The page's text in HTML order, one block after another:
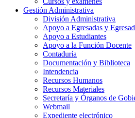
Gestión Administrativa
División Administrativa
Apoyo a Egresadas y
Apoyo a Estudiantes
Apoyo a la Función Docente
Contaduría
Documentación y Biblioteca
Intendencia
Recursos Humanos
Recursos Materiales
Secretaría y Órganos de
Webmail
Expediente electrónico